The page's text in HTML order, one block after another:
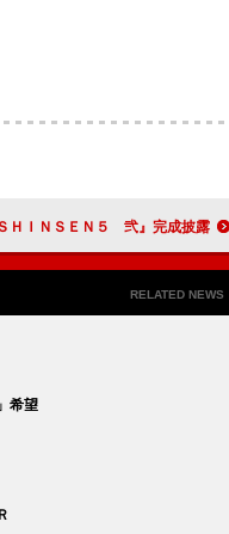
きたい」 『幕末奇譚 ＳＨＩＮＳＥＮ５ 弐』完成披露
RELATED NEWS
希望